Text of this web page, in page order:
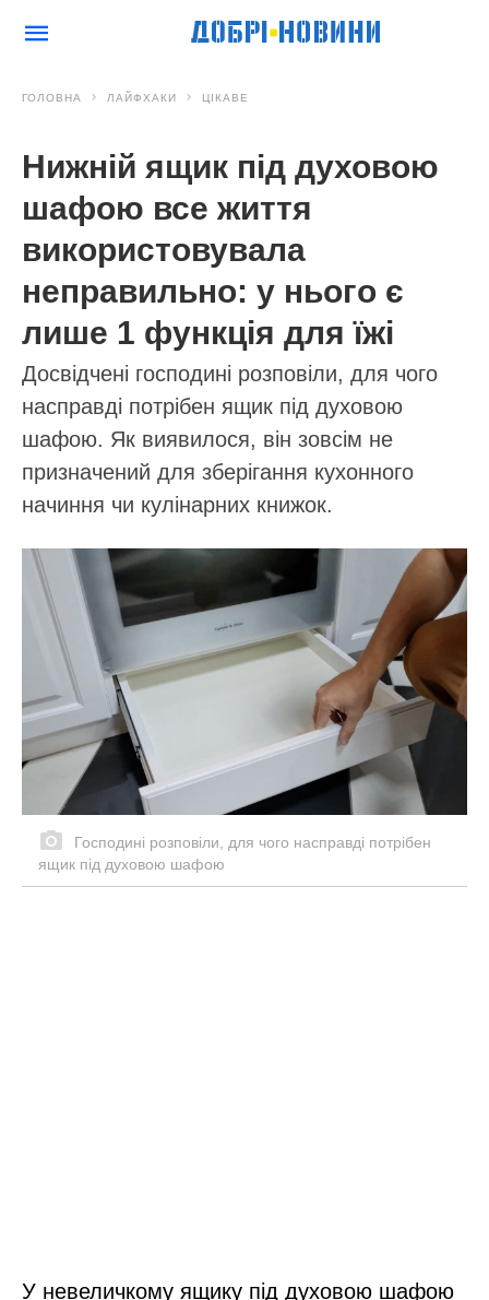
ГОЛОВНА ЛАЙФХАКИ ЦІКАВЕ
Нижній ящик під духовою
шафою все життя
використовувала
неправильно: у нього є
лише 1 функція для їжі
Досвідчені господині розповіли, для чого
насправді потрібен ящик під духовою
шафою. Як виявилося, він зовсім не
призначений для зберігання кухонного
начиння чи кулінарних книжок.
Господині розповіли, для чого насправді потрібен
ящик під духовою шафою
У невеличкому ящику під духовою шафою